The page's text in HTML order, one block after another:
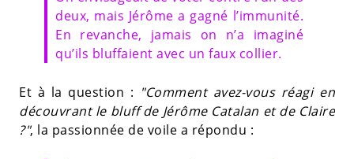
deux, mais Jérôme a gagné l’immunité.
En revanche, jamais on n’a imaginé
qu’ils bluffaient avec un faux collier.
Et à la question : "Comment avez-vous réagi en
découvrant le bluff de Jérôme Catalan et de Claire
?", la passionnée de voile a répondu :